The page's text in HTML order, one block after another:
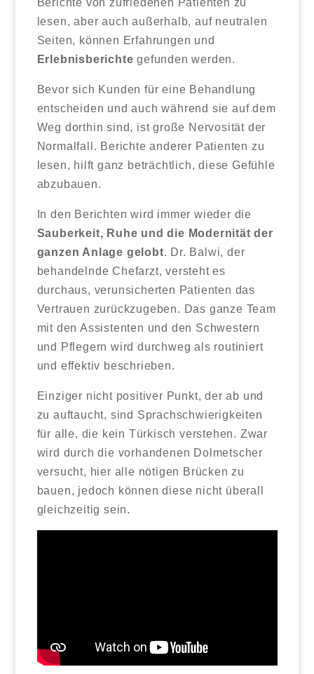
Berichte von zufriedenen Patienten zu
lesen, aber auch außerhalb, auf neutralen
Seiten, können Erfahrungen und
Erlebnisberichte gefunden werden.
Bevor sich Kunden für eine Behandlung
entscheiden und auch während sie auf dem
Weg dorthin sind, ist große Nervosität der
Normalfall. Berichte anderer Patienten zu
lesen, hilft ganz beträchtlich, diese Gefühle
abzubauen.
In den Berichten wird immer wieder die
Sauberkeit, Ruhe und die Modernität der
ganzen Anlage gelobt. Dr. Balwi, der
behandelnde Chefarzt, versteht es
durchaus, verunsicherten Patienten das
Vertrauen zurückzugeben. Das ganze Team
mit den Assistenten und den Schwestern
und Pflegern wird durchweg als routiniert
und effektiv beschrieben.
Einziger nicht positiver Punkt, der ab und
zu auftaucht, sind Sprachschwierigkeiten
für alle, die kein Türkisch verstehen. Zwar
wird durch die vorhandenen Dolmetscher
versucht, hier alle nötigen Brücken zu
bauen, jedoch können diese nicht überall
gleichzeitig sein.